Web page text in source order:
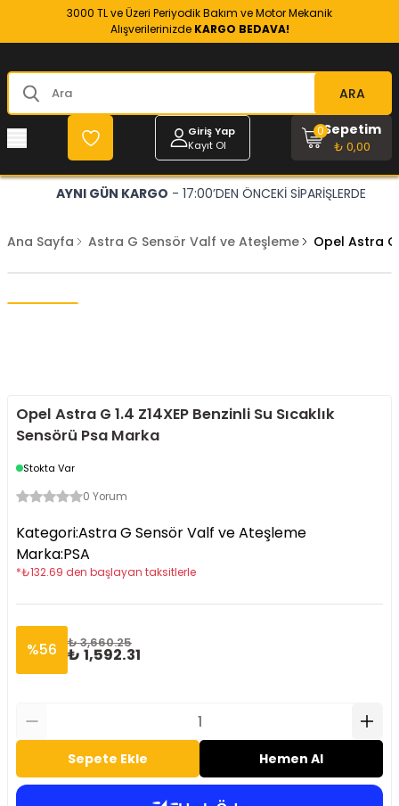
3000 TL ve Üzeri Periyodik Bakım ve Motor Mekanik
Alışverilerinizde KARGO BEDAVA!
ARA
Giriş Yap
Kayıt Ol
Sepetim
₺ 0,00
0
AYNI GÜN KARGO - 17:00’DEN ÖNCEKİ SİPARİŞLERDE
Ana Sayfa Astra G Sensör Valf ve Ateşleme Opel Astra G
Opel Astra G 1.4 Z14XEP Benzinli Su Sıcaklık
Sensörü Psa Marka
Stokta Var
0 Yorum
Kategori:Astra G Sensör Valf ve Ateşleme
Marka:PSA
*₺132.69 den başlayan taksitlerle
%56 ₺ 3,660.25
₺ 1,592.31
Sepete Ekle Hemen Al